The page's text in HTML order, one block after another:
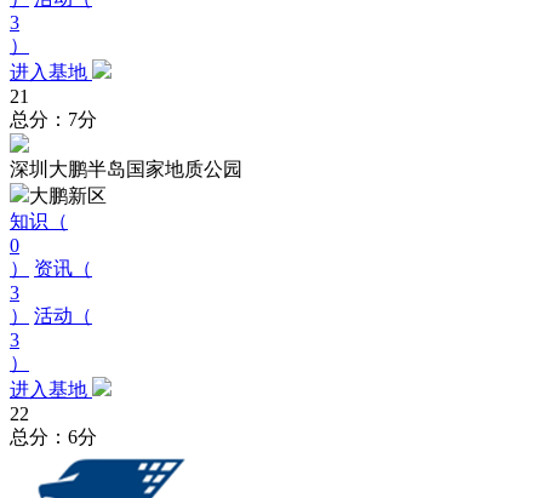
3
）
进入基地
21
总分：7分
深圳大鹏半岛国家地质公园
大鹏新区
知识（
0
）
资讯（
3
）
活动（
3
）
进入基地
22
总分：6分